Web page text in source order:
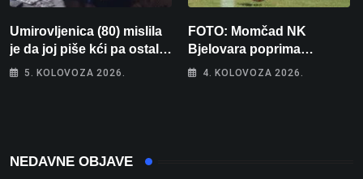
Umirovljenica (80) mislila
je da joj piše kći pa ostala
bez 1000 eura
5. KOLOVOZA 2026.
FOTO: Momčad NK
Bjelovara poprima
jesenski izgled
4. KOLOVOZA 2026.
NEDAVNE OBJAVE